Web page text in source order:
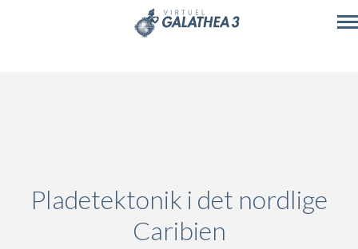
Pladetektonik i det nordlige
Caribien